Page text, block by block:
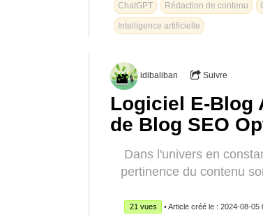
ChatGPT Rédaction de contenu
Intelligence artificielle
idibaliban Suivre
Logiciel E-Blog
de Blog SEO
Dans l'univers en
pertinence du contenu
21 vues • Article créé le : 2024-08-05